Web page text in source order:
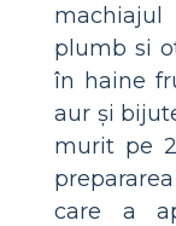
plumb si
în haine
aur și
murit pe
care a